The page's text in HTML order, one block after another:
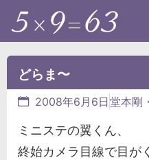
どらま〜
2008年6月6日 堂本剛
ミニステの翼くん、
終始カメラ目線で目が